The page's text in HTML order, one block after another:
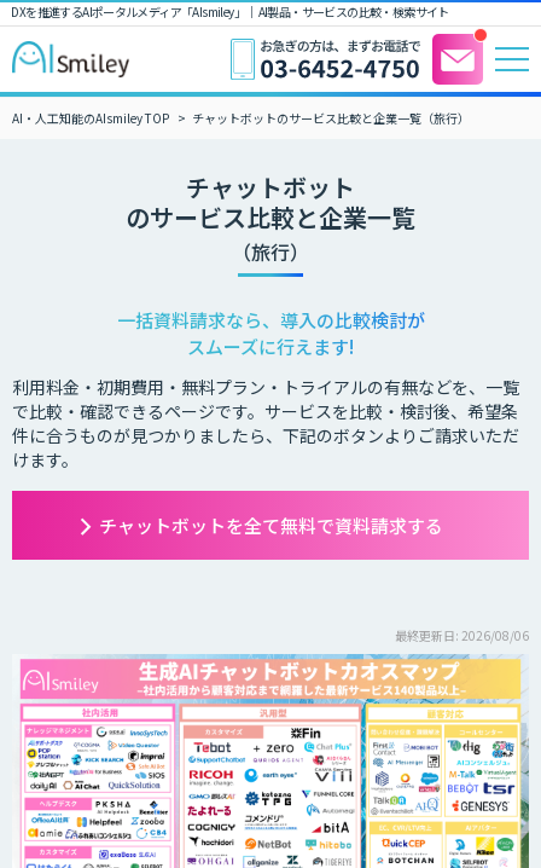
DXを推進するAIポータルメディア「AIsmiley」｜ AI製品・サービスの比較・検索サイト
AI・人工知能のAIsmiley TOP チャットボットのサービス比較と企業一覧（旅行）
チャットボット
のサービス比較と企業一覧
（旅行）
一括資料請求なら、導入の比較検討が
スムーズに行えます!
利用料金・初期費用・無料プラン・トライアルの有無などを、一覧
で比較・確認できるページです。サービスを比較・検討後、希望条
件に合うものが見つかりましたら、下記のボタンよりご請求いただ
けます。
チャットボットを全て無料で資料請求する
最終更新日: 2026/08/06